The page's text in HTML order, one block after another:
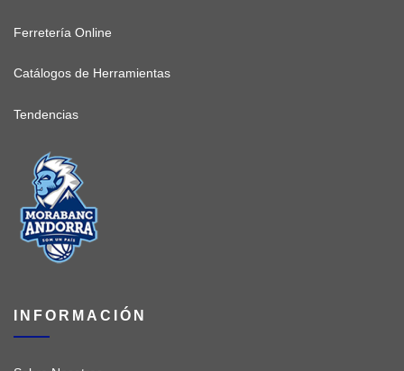
Ferretería Online
Catálogos de Herramientas
Tendencias
INFORMACIÓN